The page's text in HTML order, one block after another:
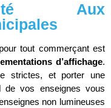
Aux
tout commerçant est
d’affichage.
strictes, et porter une
de vos enseignes vous
non lumineuses